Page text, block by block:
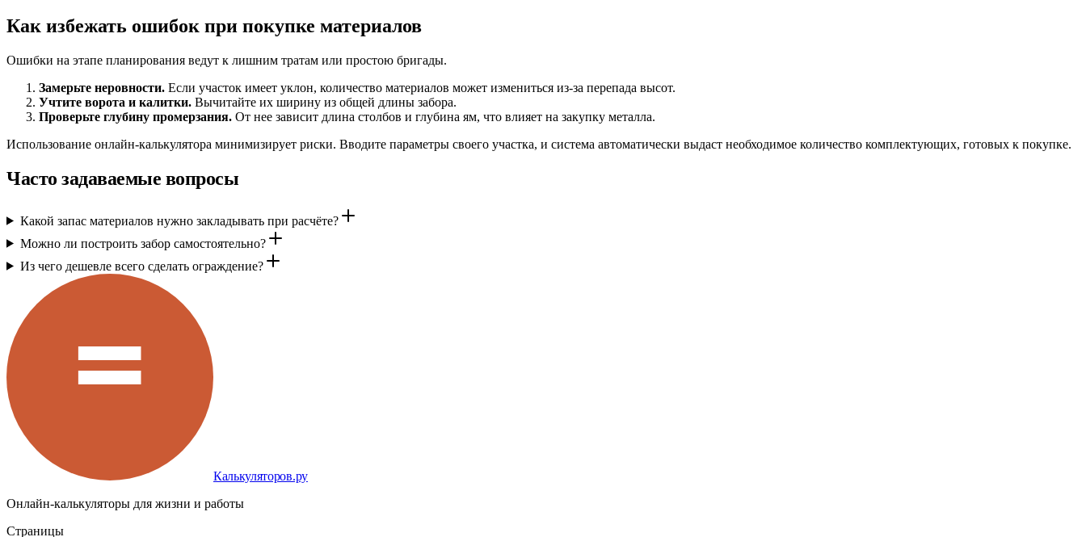
Как избежать ошибок при покупке материалов
Ошибки на этапе планирования ведут к лишним тратам или простою бригады.
Замерьте неровности. Если участок имеет уклон, количество материалов может измениться из-за перепада высот.
Учтите ворота и калитки. Вычитайте их ширину из общей длины забора.
Проверьте глубину промерзания. От нее зависит длина столбов и глубина ям, что влияет на закупку металла.
Использование онлайн-калькулятора минимизирует риски. Вводите параметры своего участка, и система автоматически выдаст необходимое количество комплектующих, готовых к покупке.
Часто задаваемые вопросы
Какой запас материалов нужно закладывать при расчёте?
Можно ли построить забор самостоятельно?
Из чего дешевле всего сделать ограждение?
Калькуляторов.ру
Онлайн-калькуляторы для жизни и работы
Страницы